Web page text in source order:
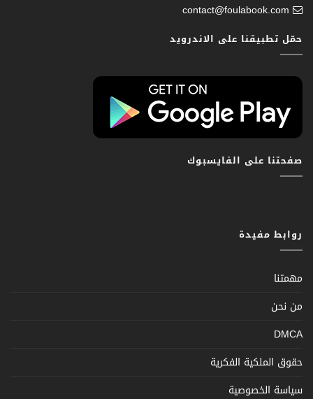
contact@foulabook.com
حمّل تطبيقنا على الاندرويد
صفحتنا على الفايسبوك
روابط مفيدة
مهمتنا
من نحن
DMCA
حقوق الملكية الفكرية
سياسة الخصوصية